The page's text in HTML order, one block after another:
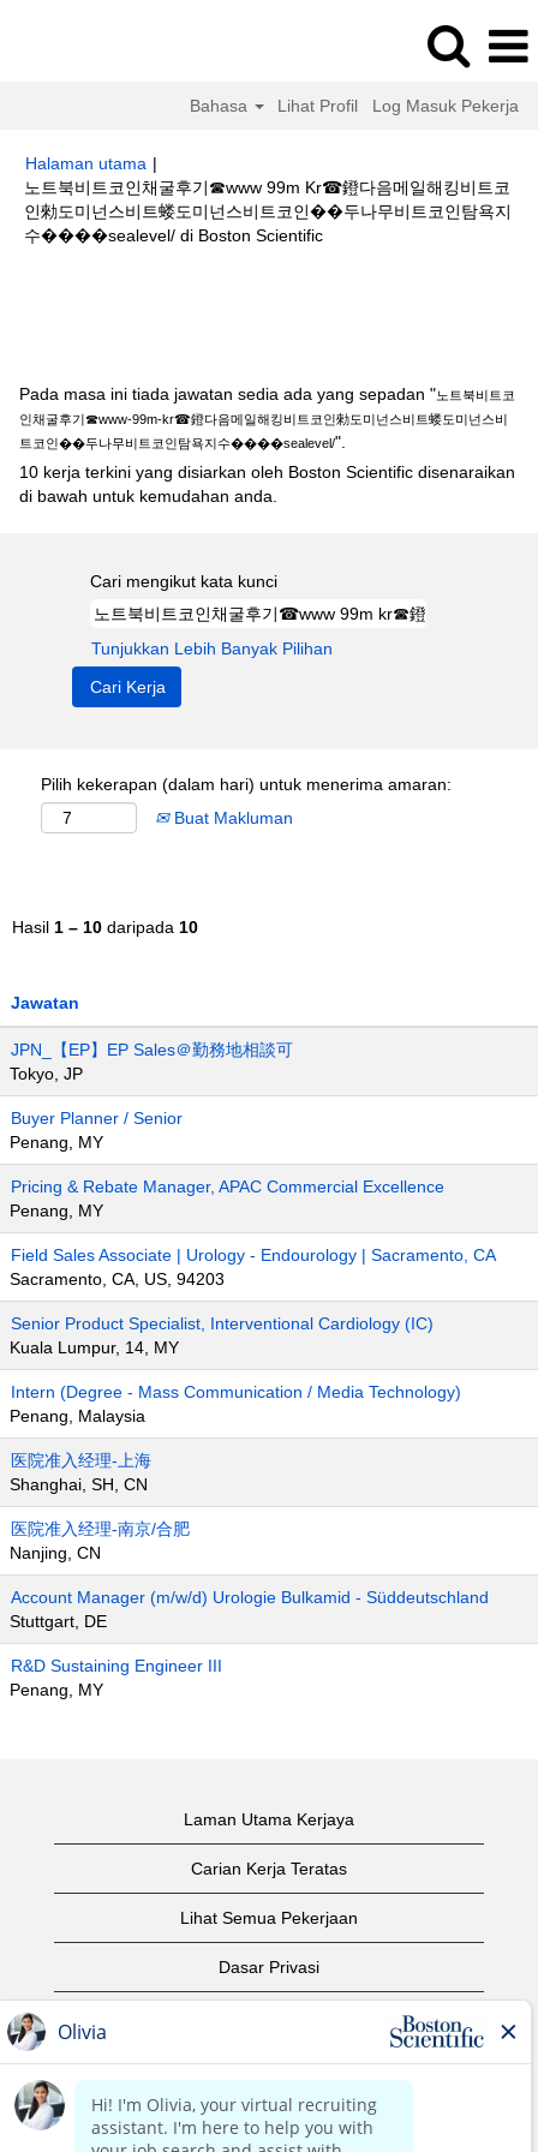
Bahasa Lihat Profil Log Masuk Pekerja
Halaman utama |
노트북비트코인채굴후기☎www 99m Kr☎鐙다음메일해킹비트코
인勑도미넌스비트蝼도미넌스비트코인��두나무비트코인탐욕지
수����sealevel/ di Boston Scientific(halaman
Pada masa ini tiada jawatan sedia ada yang sepadan "노트북비트코
인채굴후기☎www-99m-kr☎鐙다음메일해킹비트코인勑도미넌스비트蝼도미넌스비
트코인��두나무비트코인탐욕지수����sealevel/".
10 kerja terkini yang disiarkan oleh Boston Scientific disenaraikan
di bawah untuk kemudahan anda.
Cari mengikut kata kunci
Tunjukkan Lebih Banyak Pilihan
Pilih kekerapan (dalam hari) untuk menerima amaran:
Buat Makluman
Hasil 1 – 10 daripada 10
Jawatan
JPN_【EP】EP Sales＠勤務地相談可
Tokyo, JP
Buyer Planner / Senior
Penang, MY
Pricing & Rebate Manager, APAC Commercial Excellence
Penang, MY
Field Sales Associate | Urology - Endourology | Sacramento, CA
Sacramento, CA, US, 94203
Senior Product Specialist, Interventional Cardiology (IC)
Kuala Lumpur, 14, MY
Intern (Degree - Mass Communication / Media Technology)
Penang, Malaysia
医院准入经理-上海
Shanghai, SH, CN
医院准入经理-南京/合肥
Nanjing, CN
Account Manager (m/w/d) Urologie Bulkamid - Süddeutschland
Stuttgart, DE
R&D Sustaining Engineer III
Penang, MY
Laman Utama Kerjaya
Carian Kerja Teratas
Lihat Semua Pekerjaan
Dasar Privasi
Notis Hak Cipta
Hubungi Kami